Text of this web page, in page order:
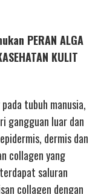
PERAN ALGA
KULIT
tubuh manusia,
gangguan luar dan
dermis dan
collagen yang
saluran
collagen dengan